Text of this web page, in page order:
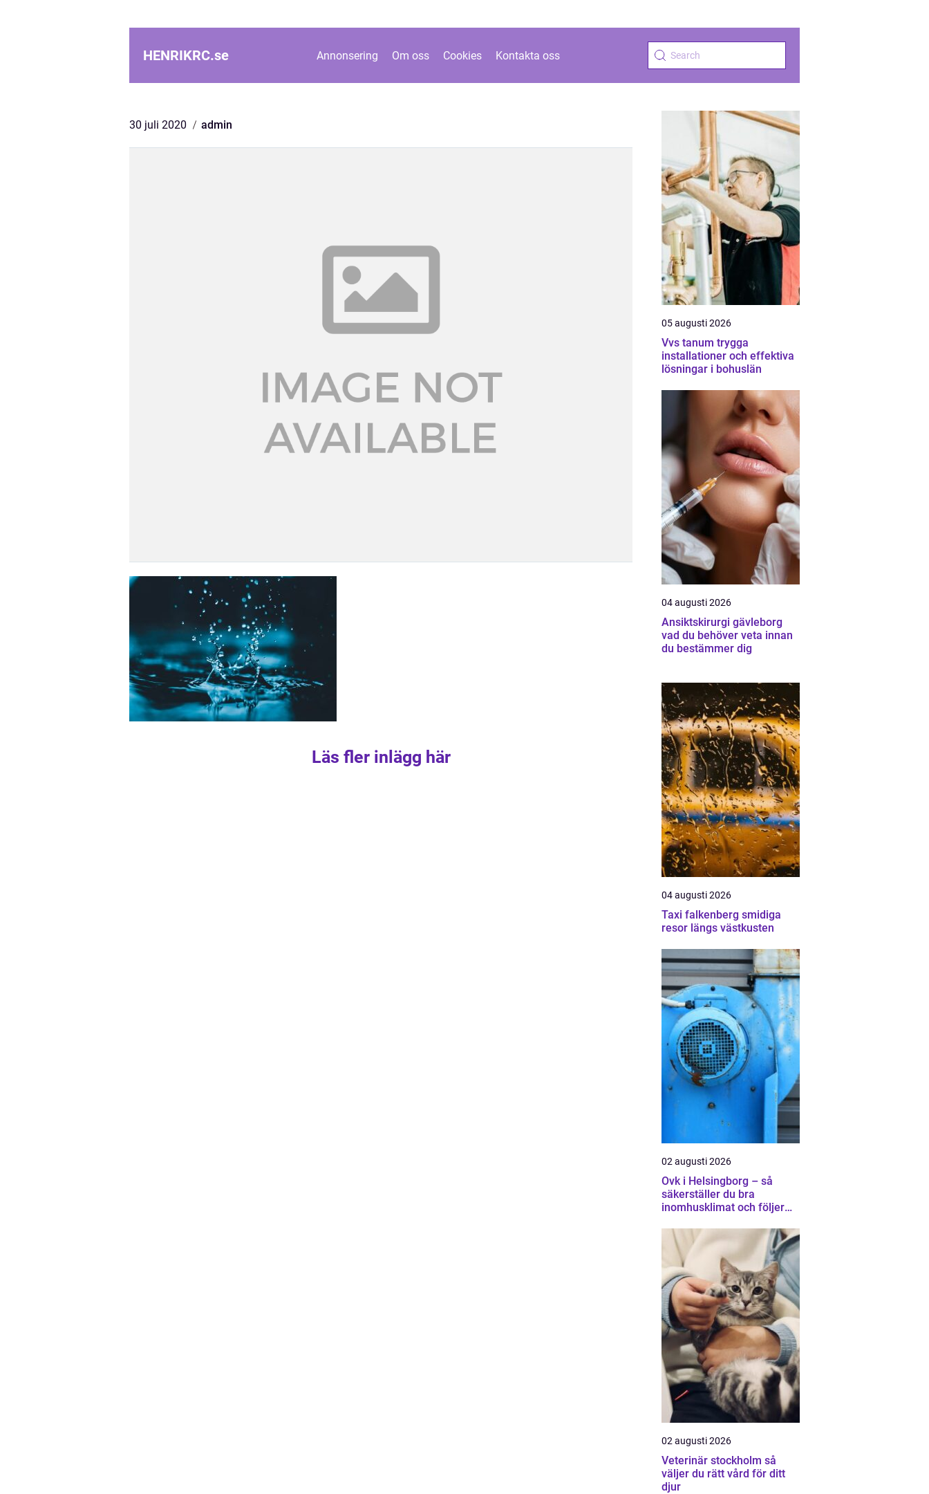
HENRIKRC.se Annonsering Om oss Cookies Kontakta oss
30 juli 2020 admin
Läs fler inlägg här
05 augusti 2026
Vvs tanum trygga
installationer och effektiva
lösningar i bohuslän
04 augusti 2026
Ansiktskirurgi gävleborg
vad du behöver veta innan
du bestämmer dig
04 augusti 2026
Taxi falkenberg smidiga
resor längs västkusten
02 augusti 2026
Ovk i Helsingborg – så
säkerställer du bra
inomhusklimat och följer
02 augusti 2026
Veterinär stockholm så
väljer du rätt vård för ditt
djur